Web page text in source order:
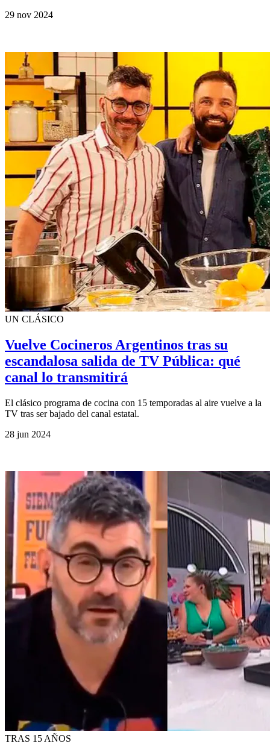
29 nov 2024
UN CLÁSICO
Vuelve Cocineros Argentinos tras su
escandalosa salida de TV Pública: qué
canal lo transmitirá
El clásico programa de cocina con 15 temporadas al aire vuelve a la
TV tras ser bajado del canal estatal.
28 jun 2024
TRAS 15 AÑOS